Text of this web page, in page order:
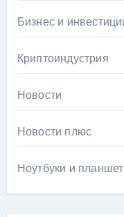
Бизнес и
Криптоиндустрия
Новости
Новости плюс
Ноутбуки и